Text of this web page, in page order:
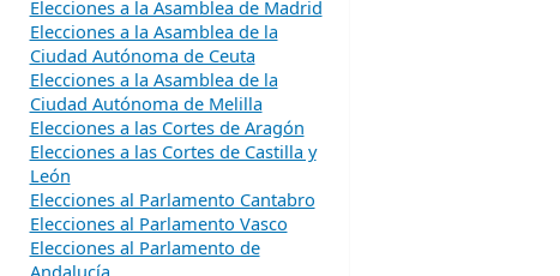
Elecciones a la Asamblea de Madrid
Elecciones a la Asamblea de la
Ciudad Autónoma de Ceuta
Elecciones a la Asamblea de la
Ciudad Autónoma de Melilla
Elecciones a las Cortes de Aragón
Elecciones a las Cortes de Castilla y
León
Elecciones al Parlamento Cantabro
Elecciones al Parlamento Vasco
Elecciones al Parlamento de
Andalucía